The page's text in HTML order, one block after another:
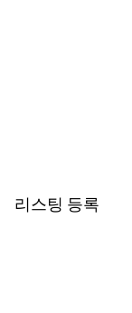
리스팅 등록